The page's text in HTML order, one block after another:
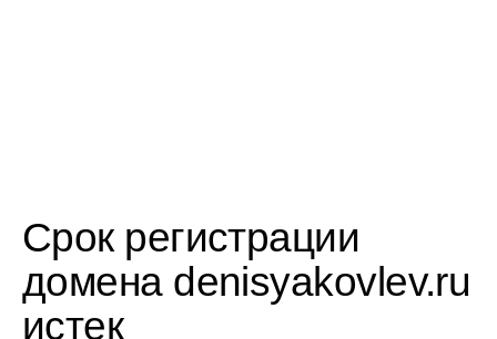
Срок регистрации
домена denisyakovlev.ru
истек